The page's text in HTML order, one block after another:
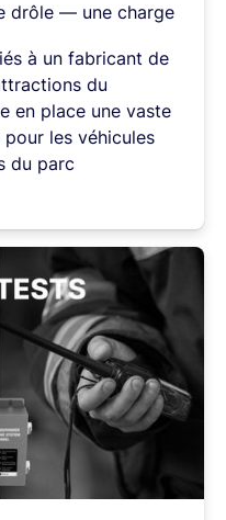
drôle — une charge
à un fabricant de
du
en place une vaste
pour les véhicules
du parc